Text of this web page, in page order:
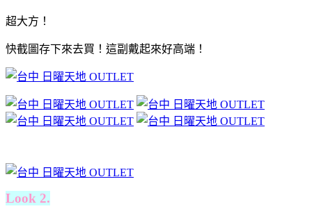
超大方！
快截圖存下來去買！這副戴起來好高端！
Look 2.